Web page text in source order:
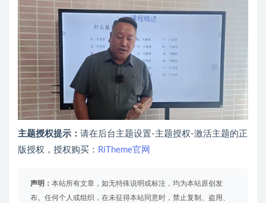
主题授权提示： 请在后台主题设置-主题授权-激活主题的正
版授权，授权购买： RiTheme官网
声明： 本站所有文章，如无特殊说明或标注，均为本站原创发
布。任何个人或组织，在未征得本站同意时，禁止复制、盗用、